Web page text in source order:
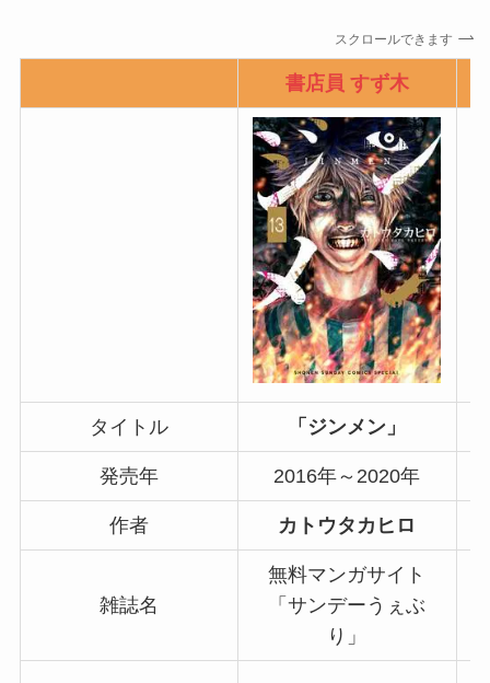
スクロールできます
書店員 すず木
タイトル 「ジンメン」
発売年 2016年～2020年
作者 カトウタカヒロ
雑誌名
無料マンガサイト
「サンデーうぇぶ
り」